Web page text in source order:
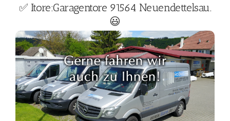
✅ Itore:Garagentore 91564 Neuendettelsau.
😃